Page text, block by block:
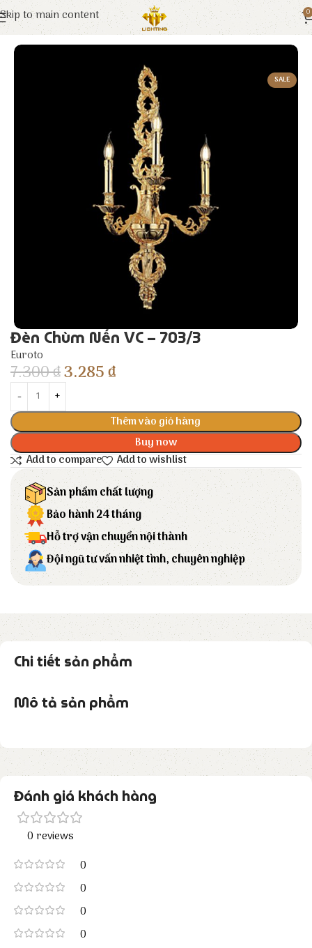
Skip to main content 0
Trang chủ Euroto Đèn Trang Trí
SALE
Đèn Chùm Nến VC – 703/3
Euroto
7.300₫3.285₫
Thêm vào giỏ hàng
Buy now
Add to compare
Add to wishlist
Sản phẩm chất lượng
Bảo hành 24 tháng
Hỗ trợ vận chuyển nội thành
Đội ngũ tư vấn nhiệt tình, chuyên nghiệp
Chi tiết sản phẩm
Mô tả sản phẩm
Đánh giá khách hàng
0 reviews
0
0
0
0